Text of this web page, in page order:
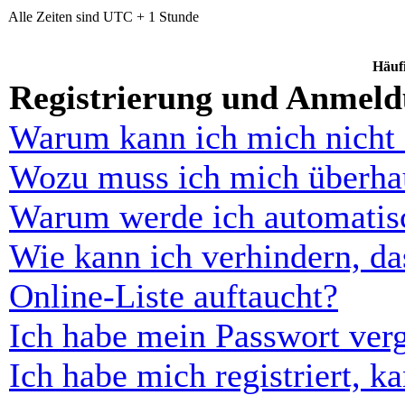
Alle Zeiten sind UTC + 1 Stunde
Registrierung und
Warum kann ich mich nicht
Wozu muss ich mich
Warum werde ich
Wie kann ich verhindern,
Online-Liste auftaucht?
Ich habe mein Passwort
Ich habe mich registriert,